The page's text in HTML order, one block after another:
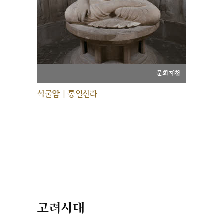
문화재청
석굴암 | 통일신라
고려시대